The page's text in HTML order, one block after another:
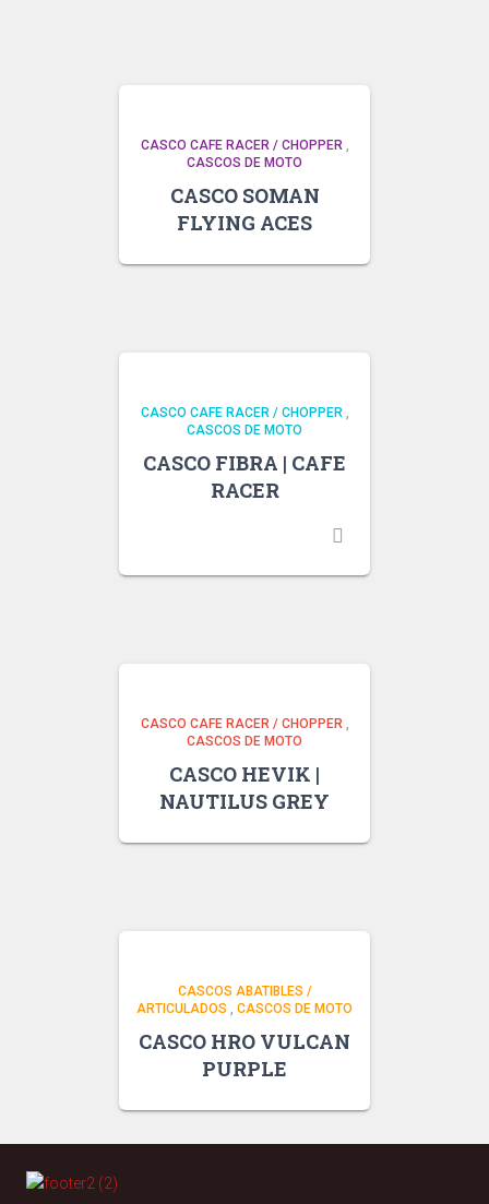
CASCO CAFE RACER / CHOPPER,
CASCOS DE MOTO
CASCO SOMAN
FLYING ACES
CASCO CAFE RACER / CHOPPER,
CASCOS DE MOTO
CASCO FIBRA | CAFE
RACER
CASCO CAFE RACER / CHOPPER,
CASCOS DE MOTO
CASCO HEVIK |
NAUTILUS GREY
CASCOS ABATIBLES /
ARTICULADOS , CASCOS DE MOTO
CASCO HRO VULCAN
PURPLE